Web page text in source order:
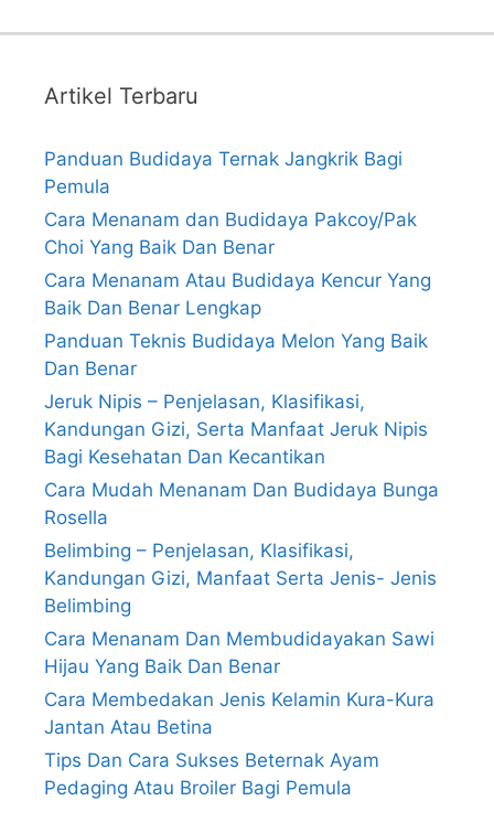
Artikel Terbaru
Panduan Budidaya Ternak Jangkrik Bagi
Pemula
Cara Menanam dan Budidaya Pakcoy/Pak
Choi Yang Baik Dan Benar
Cara Menanam Atau Budidaya Kencur Yang
Baik Dan Benar Lengkap
Panduan Teknis Budidaya Melon Yang Baik
Dan Benar
Jeruk Nipis – Penjelasan, Klasifikasi,
Kandungan Gizi, Serta Manfaat Jeruk Nipis
Bagi Kesehatan Dan Kecantikan
Cara Mudah Menanam Dan Budidaya Bunga
Rosella
Belimbing – Penjelasan, Klasifikasi,
Kandungan Gizi, Manfaat Serta Jenis- Jenis
Belimbing
Cara Menanam Dan Membudidayakan Sawi
Hijau Yang Baik Dan Benar
Cara Membedakan Jenis Kelamin Kura-Kura
Jantan Atau Betina
Tips Dan Cara Sukses Beternak Ayam
Pedaging Atau Broiler Bagi Pemula